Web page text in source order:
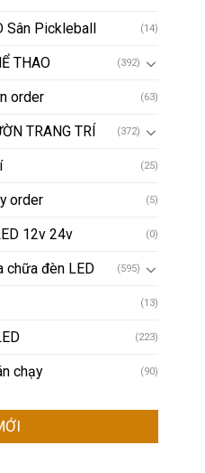
Pickleball (14)
THAO (392)
order (63)
TRANG TRÍ (372)
(25)
order (5)
12v 24v (0)
chữa đèn LED (595)
(13)
(223)
chạy (90)